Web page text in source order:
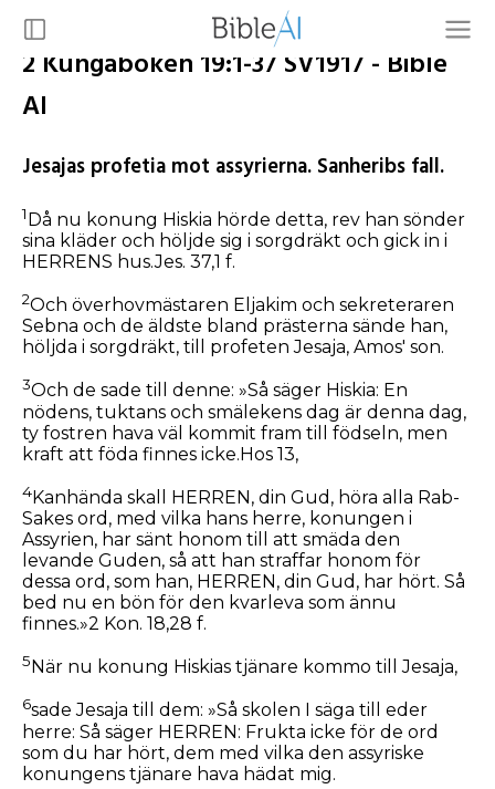
2 Kungaboken 19:1-37 SV1917 - Bible
AI
Jesajas profetia mot assyrierna. Sanheribs fall.
1Då nu konung Hiskia hörde detta, rev han sönder
sina kläder och höljde sig i sorgdräkt och gick in i
HERRENS hus.Jes. 37,1 f.
2Och överhovmästaren Eljakim och sekreteraren
Sebna och de äldste bland prästerna sände han,
höljda i sorgdräkt, till profeten Jesaja, Amos' son.
3Och de sade till denne: »Så säger Hiskia: En
nödens, tuktans och smälekens dag är denna dag,
ty fostren hava väl kommit fram till födseln, men
kraft att föda finnes icke.Hos 13,
4Kanhända skall HERREN, din Gud, höra alla Rab-
Sakes ord, med vilka hans herre, konungen i
Assyrien, har sänt honom till att smäda den
levande Guden, så att han straffar honom för
dessa ord, som han, HERREN, din Gud, har hört. Så
bed nu en bön för den kvarleva som ännu
finnes.»2 Kon. 18,28 f.
5 När nu konung Hiskias tjänare kommo till Jesaja,
6sade Jesaja till dem: »Så skolen I säga till eder
herre: Så säger HERREN: Frukta icke för de ord
som du har hört, dem med vilka den assyriske
konungens tjänare hava hädat mig.